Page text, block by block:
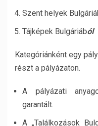
Szent helyek
Tájképek Bulgáriából
Kategóriánként egy
részt a pályázaton.
A pályázati
garantált.
A „Találkozások